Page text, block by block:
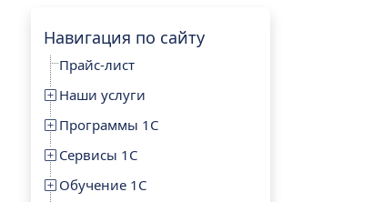
Навигация по сайту
Прайс-лист
Наши услуги
Программы 1С
Сервисы 1С
Обучение 1С